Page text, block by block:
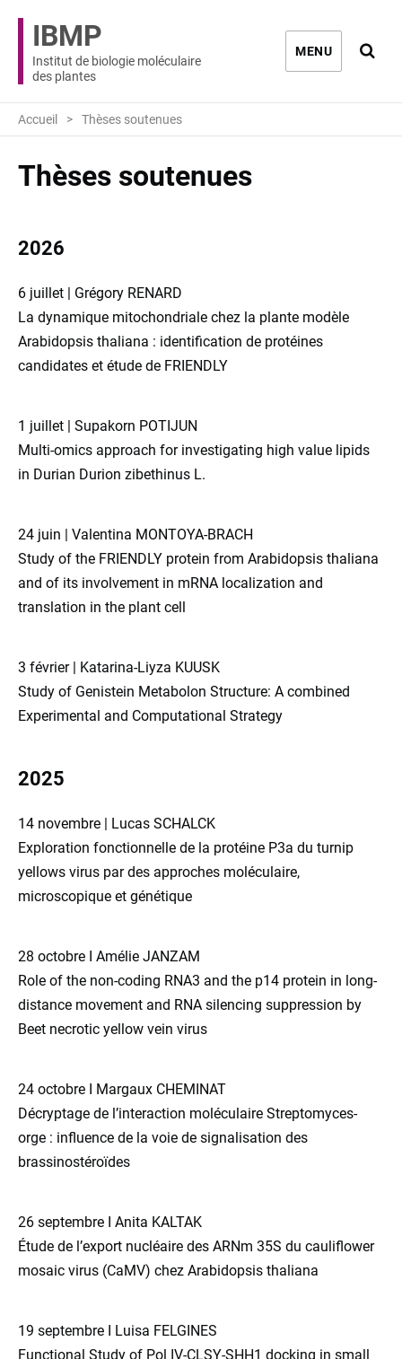
IBMP
Institut de biologie moléculaire
des plantes
MENU
Accueil Thèses soutenues
Thèses soutenues
2026
6 juillet | Grégory RENARD
La dynamique mitochondriale chez la plante modèle
Arabidopsis thaliana : identification de protéines
candidates et étude de FRIENDLY
1 juillet | Supakorn POTIJUN
Multi-omics approach for investigating high value lipids
in Durian Durion zibethinus L.
24 juin | Valentina MONTOYA-BRACH
Study of the FRIENDLY protein from Arabidopsis thaliana
and of its involvement in mRNA localization and
translation in the plant cell
3 février | Katarina-Liyza KUUSK
Study of Genistein Metabolon Structure: A combined
Experimental and Computational Strategy
2025
14 novembre | Lucas SCHALCK
Exploration fonctionnelle de la protéine P3a du turnip
yellows virus par des approches moléculaire,
microscopique et génétique
28 octobre I Amélie JANZAM
Role of the non-coding RNA3 and the p14 protein in long-
distance movement and RNA silencing suppression by
Beet necrotic yellow vein virus
24 octobre I Margaux CHEMINAT
Décryptage de l’interaction moléculaire Streptomyces-
orge : influence de la voie de signalisation des
brassinostéroïdes
26 septembre I Anita KALTAK
Étude de l’export nucléaire des ARNm 35S du cauliflower
mosaic virus (CaMV) chez Arabidopsis thaliana
19 septembre I Luisa FELGINES
Functional Study of Pol IV-CLSY-SHH1 docking in small